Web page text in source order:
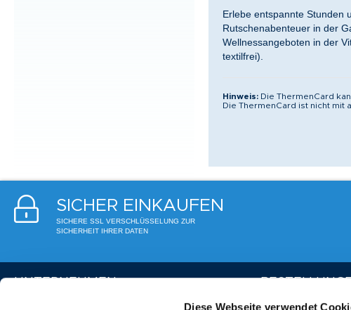
Diese Webseite verwendet
Erlebe entspannte Stunden
Rutschenabenteuer in der
Wellnessangeboten in der
textilfrei).
Hinweis: Die ThermenCard
Die ThermenCard ist nicht mit
SICHER EINKAUFEN
SICHERE SSL VERSCHLÜSSELUNG ZUR
SICHERHEIT IHRER DATEN